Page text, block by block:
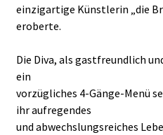
einzigartige Künstlerin „die
eroberte.
Die Diva, als gastfreundlich
ein
vorzügliches 4-Gänge-Menü
ihr aufregendes
und abwechslungsreiches